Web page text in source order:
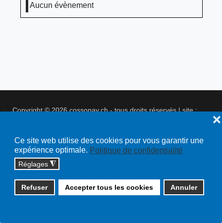
Ce site web utilise des cookies pour vous garantir une
expérience optimale. Politique de confidentialité
Réglages ◮
Refuser Accepter tous les cookies Annuler
❌
Aucun évènement
Copyright © 2026 cossonay.ch - tous droits réservés | site :
Plan du site